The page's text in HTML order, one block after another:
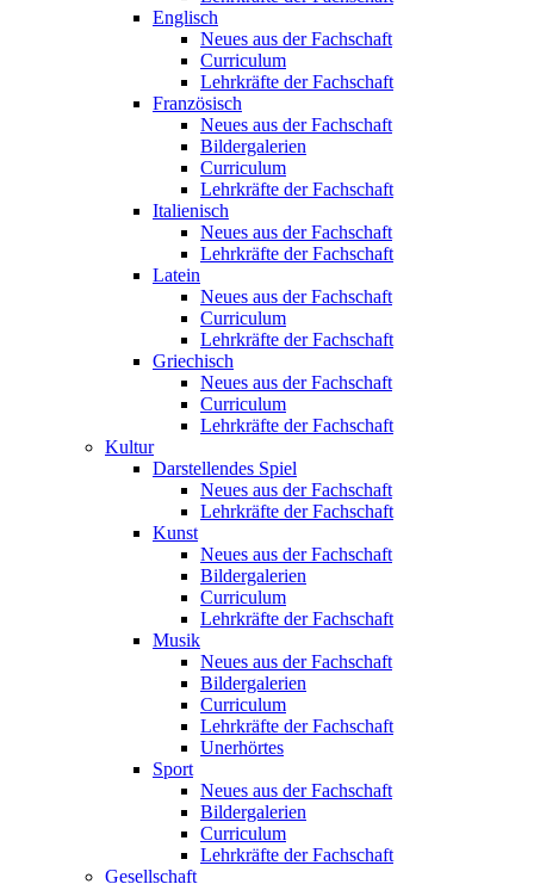
Englisch
Neues aus der Fachschaft
Curriculum
Lehrkräfte der Fachschaft
Französisch
Neues aus der Fachschaft
Bildergalerien
Curriculum
Lehrkräfte der Fachschaft
Italienisch
Neues aus der Fachschaft
Lehrkräfte der Fachschaft
Latein
Neues aus der Fachschaft
Curriculum
Lehrkräfte der Fachschaft
Griechisch
Neues aus der Fachschaft
Curriculum
Lehrkräfte der Fachschaft
Kultur
Darstellendes Spiel
Neues aus der Fachschaft
Lehrkräfte der Fachschaft
Kunst
Neues aus der Fachschaft
Bildergalerien
Curriculum
Lehrkräfte der Fachschaft
Musik
Neues aus der Fachschaft
Bildergalerien
Curriculum
Lehrkräfte der Fachschaft
Unerhörtes
Sport
Neues aus der Fachschaft
Bildergalerien
Curriculum
Lehrkräfte der Fachschaft
Gesellschaft